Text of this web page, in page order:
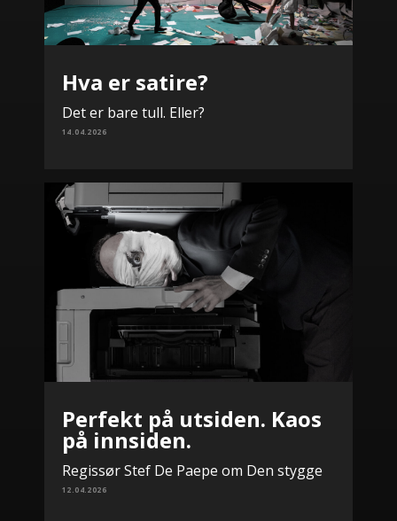
Hva er satire?
Det er bare tull. Eller?
14.04.2026
Perfekt på utsiden. Kaos
på innsiden.
Regissør Stef De Paepe om Den stygge
12.04.2026